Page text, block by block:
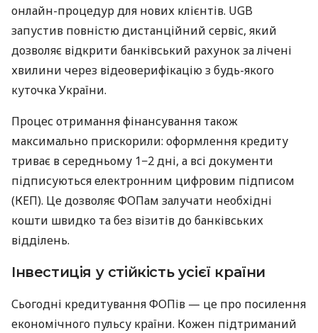
онлайн-процедур для нових клієнтів. UGB
запустив повністю дистанційний сервіс, який
дозволяє відкрити банківський рахунок за лічені
хвилини через відеоверифікацію з будь-якого
куточка України.
Процес отримання фінансування також
максимально прискорили: оформлення кредиту
триває в середньому 1−2 дні, а всі документи
підписуються електронним цифровим підписом
(КЕП). Це дозволяє ФОПам залучати необхідні
кошти швидко та без візитів до банківських
відділень.
Інвестиція у стійкість усієї країни
Сьогодні кредитування ФОПів — це про посилення
економічного пульсу країни. Кожен підтриманий